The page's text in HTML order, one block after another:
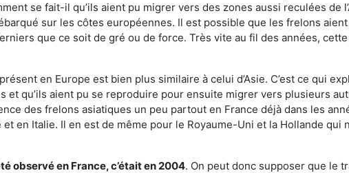
se fait-il qu’ils aient pu migrer vers des zones aussi reculées de
sur les côtes européennes. Il est possible que les frelons
que ce soit de gré ou de force. Très vite au fil des années,
en Europe est bien plus similaire à celui d’Asie. C’est ce qui
et qu’ils aient pu se reproduire pour ensuite migrer vers plusieurs
des frelons asiatiques un peu partout en France déjà dans les
en Italie. Il en est de même pour le Royaume-Uni et la Hollande qui
observé en France, c’était en 2004. On peut donc supposer que le